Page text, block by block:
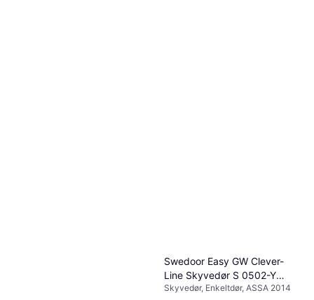
Swedoor Easy GW Clever-
Line Skyvedør S 0502-Y
(90x200cm)
Skyvedør, Enkeltdør, ASSA 2014